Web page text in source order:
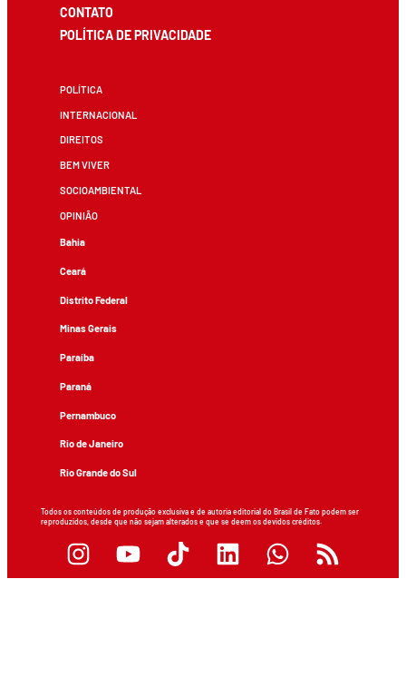
CONTATO
POLÍTICA DE PRIVACIDADE
POLÍTICA
INTERNACIONAL
DIREITOS
BEM VIVER
SOCIOAMBIENTAL
OPINIÃO
Bahia
Ceará
Distrito Federal
Minas Gerais
Paraíba
Paraná
Pernambuco
Rio de Janeiro
Rio Grande do Sul
Todos os conteúdos de produção exclusiva e de autoria editorial do Brasil de Fato podem ser
reproduzidos, desde que não sejam alterados e que se deem os devidos créditos.